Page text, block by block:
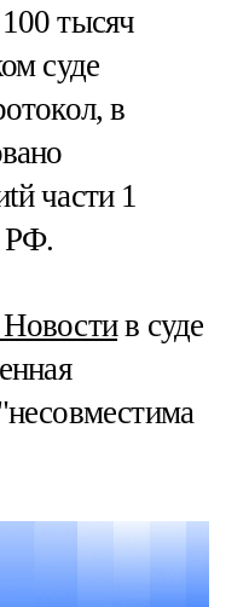
тысяч
суде
в
части 1
РФ.
в суде